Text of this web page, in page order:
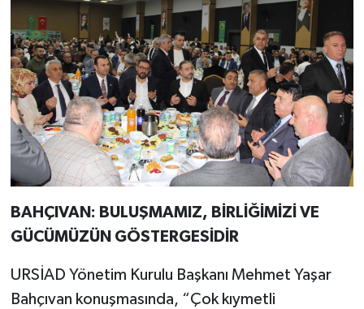
BAHÇIVAN: BULUŞMAMIZ, BİRLİĞİMİZİ VE
GÜCÜMÜZÜN GÖSTERGESİDİR
URSİAD Yönetim Kurulu Başkanı Mehmet Yaşar
Bahçıvan konuşmasında, “Çok kıymetli